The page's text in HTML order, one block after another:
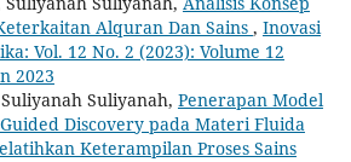
Alquran Dan Sains , Inovasi
Vol. 12 No. 2 (2023): Volume 12
2023
Suliyanah, Penerapan Model
Discovery pada Materi Fluida
Keterampilan Proses Sains